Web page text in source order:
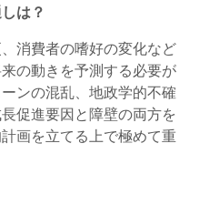
は？
消費者の嗜好の変化など
の動きを予測する必要が
ンの混乱、地政学的不確
促進要因と障壁の両方を
画を立てる上で極めて重